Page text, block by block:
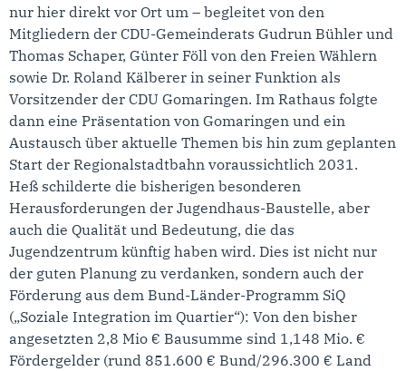
nur hier direkt vor Ort um – begleitet von den
Mitgliedern der CDU-Gemeinderats Gudrun Bühler und
Thomas Schaper, Günter Föll von den Freien Wählern
sowie Dr. Roland Kälberer in seiner Funktion als
Vorsitzender der CDU Gomaringen. Im Rathaus folgte
dann eine Präsentation von Gomaringen und ein
Austausch über aktuelle Themen bis hin zum geplanten
Start der Regionalstadtbahn voraussichtlich 2031.
Heß schilderte die bisherigen besonderen
Herausforderungen der Jugendhaus-Baustelle, aber
auch die Qualität und Bedeutung, die das
Jugendzentrum künftig haben wird. Dies ist nicht nur
der guten Planung zu verdanken, sondern auch der
Förderung aus dem Bund-Länder-Programm SiQ
(„Soziale Integration im Quartier“): Von den bisher
angesetzten 2,8 Mio € Bausumme sind 1,148 Mio. €
Fördergelder (rund 851.600 € Bund/296.300 € Land